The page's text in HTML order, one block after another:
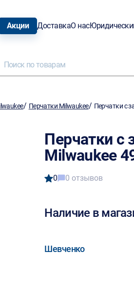
Акции ДоставкаО нас
/ Перчатки Milwaukee/ Перчатки с
Перчатки с
Milwaukee
0 0 отзывов
Наличие в
Шевченко